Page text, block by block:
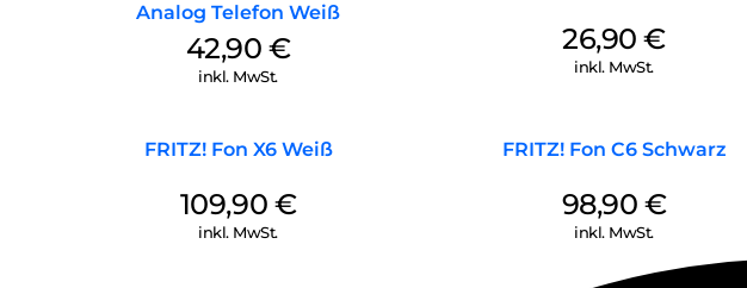
Analog Telefon Weiß
42,90 €
inkl. MwSt.
26,90€
inkl. MwSt.
FRITZ! Fon X6 Weiß
109,90 €
inkl. MwSt.
FRITZ! Fon C6 Schwarz
98,90 €
inkl. MwSt.